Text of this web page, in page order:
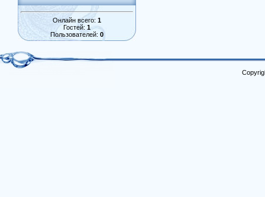
Онлайн всего: 1
Гостей: 1
Пользователей: 0